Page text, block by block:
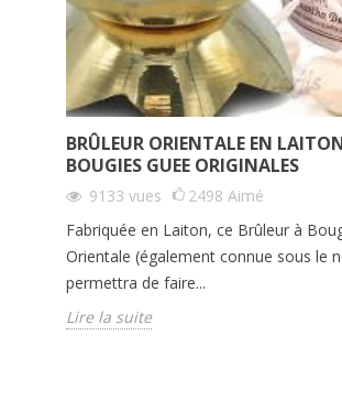
BRÛLEUR ORIENTALE EN
BOUGIES GUEE ORIGINALES
9133 vues 2498 Aimé
Fabriquée en Laiton, ce Brûleur à
Orientale (également connue sous le
permettra de faire...
Lire la suite